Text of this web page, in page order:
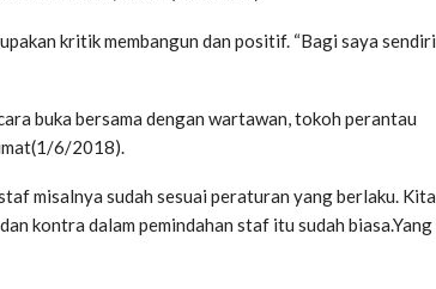
kritik membangun dan positif. “Bagi saya sendiri
buka bersama dengan wartawan, tokoh perantau
6/2018).
misalnya sudah sesuai peraturan yang berlaku. Kita
kontra dalam pemindahan staf itu sudah biasa.Yang